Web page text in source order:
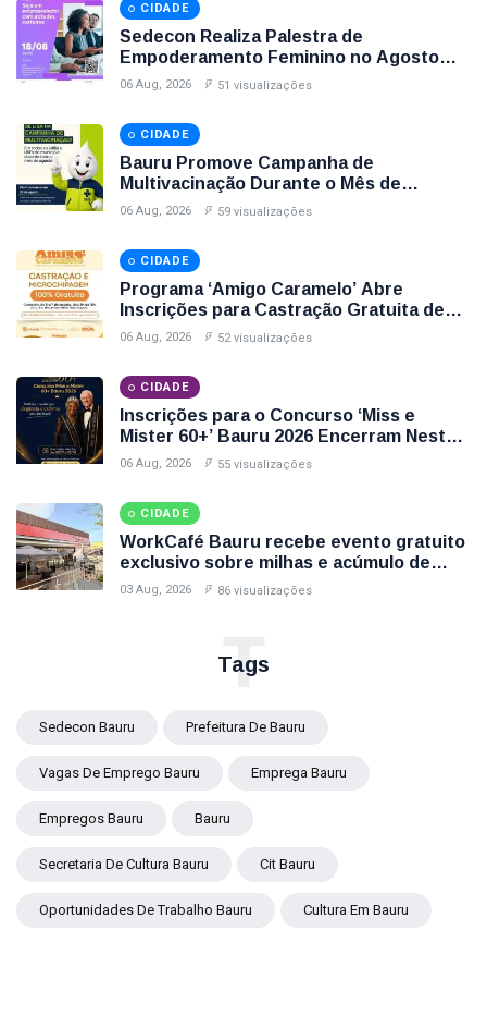
CIDADE
Sedecon Realiza Palestra de
Empoderamento Feminino no Agosto
Lilás com Inscrições Até Sexta-Feira (7);
06 Aug, 2026 51 visualizações
CIDADE
Bauru Promove Campanha de
Multivacinação Durante o Mês de
Agosto; Veja Postos, Horários e Vacinas
06 Aug, 2026 59 visualizações
CIDADE
Programa ‘Amigo Caramelo’ Abre
Inscrições para Castração Gratuita de
Animais no Parque Santa Edwirges em
06 Aug, 2026 52 visualizações
CIDADE
Inscrições para o Concurso ‘Miss e
Mister 60+’ Bauru 2026 Encerram Nesta
Sexta-Feira (7); Veja Como Participar
06 Aug, 2026 55 visualizações
CIDADE
WorkCafé Bauru recebe evento gratuito
exclusivo sobre milhas e acúmulo de
pontos
03 Aug, 2026 86 visualizações
Tags
T
Sedecon Bauru Prefeitura De Bauru
Vagas De Emprego Bauru Emprega Bauru
Empregos Bauru Bauru
Secretaria De Cultura Bauru Cit Bauru
Oportunidades De Trabalho Bauru Cultura Em Bauru